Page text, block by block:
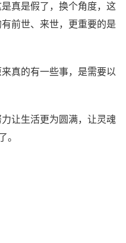
真是假了，换个角度，这
前世、来世，更重要的是
真的有一些事，是需要以
让生活更为圆满，让灵魂
。